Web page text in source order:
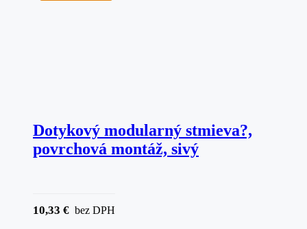
Dotykový modularný stmieva?,
povrchová montáž, sivý
10,33 € bez DPH